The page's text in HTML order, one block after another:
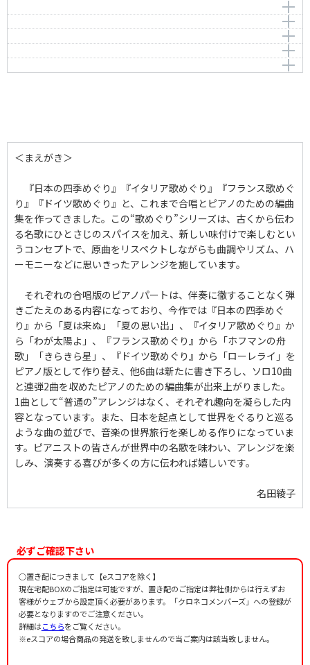
Rodriguez，Gerardo
編曲者：名田綾子
Traditional
編曲者：名田綾子
作曲者：-
Traditional
編曲者：名田綾子
私の太陽よ
O Sole Mio
作曲者：カプア，エドゥアルド・ディ
Capua，Eduardo di
編曲者：名田綾子
ローレライ
Die Loreley
作曲者：ジルヒャー，フリードリヒ
Silcher，Friedrich
ホフマンの舟歌
13.Belle nuit，o nuit d'amour
作曲者：オッフェンバック，ジャック
グリーンスリーブス（連弾）
Greensleeves (a piano duet)
きらきら星（連弾）
＜まえがき＞
『日本の四季めぐり』『イタリア歌めぐり』『フランス歌めぐ
り』『ドイツ歌めぐり』と、これまで合唱とピアノのための編曲
集を作ってきました。この“歌めぐり”シリーズは、古くから伝わ
る名歌にひとさじのスパイスを加え、新しい味付けで楽しむとい
うコンセプトで、原曲をリスペクトしながらも曲調やリズム、ハ
ーモニーなどに思いきったアレンジを施しています。
それぞれの合唱版のピアノパートは、伴奏に徹することなく弾
きごたえのある内容になっており、今作では『日本の四季めぐ
り』から「夏は来ぬ」「夏の思い出」、『イタリア歌めぐり』か
ら「わが太陽よ」、『フランス歌めぐり』から「ホフマンの舟
歌」「きらきら星」、『ドイツ歌めぐり』から「ローレライ」を
ピアノ版として作り替え、他6曲は新たに書き下ろし、ソロ10曲
と連弾2曲を収めたピアノのための編曲集が出来上がりました。
1曲として“普通の”アレンジはなく、それぞれ趣向を凝らした内
容となっています。また、日本を起点として世界をぐるりと巡る
ような曲の並びで、音楽の世界旅行を楽しめる作りになっていま
す。ピアニストの皆さんが世界中の名歌を味わい、アレンジを楽
しみ、演奏する喜びが多くの方に伝われば嬉しいです。
名田綾子
必ずご確認下さい
○置き配につきまして【eスコアを除く】
現在宅配BOXのご指定は可能ですが、置き配のご指定は弊社側からは行えずお
客様がウェブから設定頂く必要があります。「クロネコメンバーズ」への登録が
必要となりますのでご注意ください。
詳細はこちらをご覧ください。
※eスコアの場合商品の発送を致しませんので当ご案内は該当致しません。